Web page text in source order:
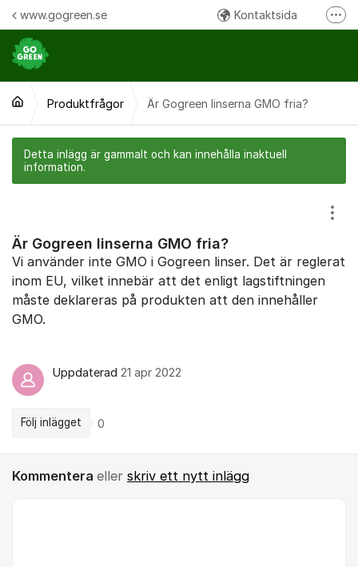
Hoppa till innehåll
www.gogreen.se Kontaktsida
Ring oss:
Produktfrågor Är Gogreen linserna GMO fria?
Detta inlägg är gammalt och kan innehålla inaktuell
information.
Är Gogreen linserna GMO fria?
Vi använder inte GMO i Gogreen linser. Det är reglerat
inom EU, vilket innebär att det enligt lagstiftningen
måste deklareras på produkten att den innehåller
GMO.
Uppdaterad 21 apr 2022
Följ inlägget 0
Kommentera eller skriv ett nytt inlägg